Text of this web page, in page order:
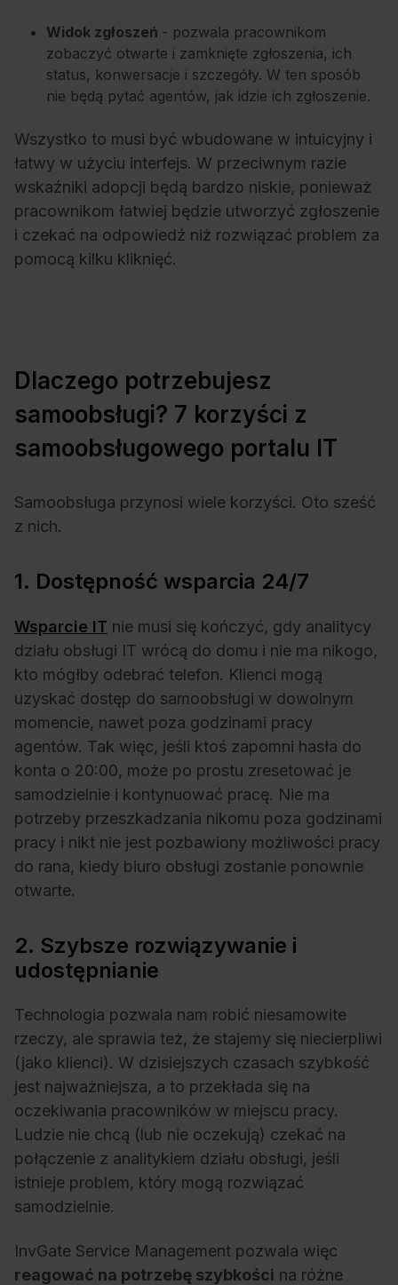
Widok zgłoszeń - pozwala pracownikom
zobaczyć otwarte i zamknięte zgłoszenia, ich
status, konwersacje i szczegóły. W ten sposób
nie będą pytać agentów, jak idzie ich zgłoszenie.
Wszystko to musi być wbudowane w intuicyjny i
łatwy w użyciu interfejs. W przeciwnym razie
wskaźniki adopcji będą bardzo niskie, ponieważ
pracownikom łatwiej będzie utworzyć zgłoszenie
i czekać na odpowiedź niż rozwiązać problem za
pomocą kilku kliknięć.
Dlaczego potrzebujesz
samoobsługi? 7 korzyści z
samoobsługowego portalu IT
Samoobsługa przynosi wiele korzyści. Oto sześć
z nich.
1. Dostępność wsparcia 24/7
Wsparcie IT nie musi się kończyć, gdy analitycy
działu obsługi IT wrócą do domu i nie ma nikogo,
kto mógłby odebrać telefon. Klienci mogą
uzyskać dostęp do samoobsługi w dowolnym
momencie, nawet poza godzinami pracy
agentów. Tak więc, jeśli ktoś zapomni hasła do
konta o 20:00, może po prostu zresetować je
samodzielnie i kontynuować pracę. Nie ma
potrzeby przeszkadzania nikomu poza godzinami
pracy i nikt nie jest pozbawiony możliwości pracy
do rana, kiedy biuro obsługi zostanie ponownie
otwarte.
2. Szybsze rozwiązywanie i
udostępnianie
Technologia pozwala nam robić niesamowite
rzeczy, ale sprawia też, że stajemy się niecierpliwi
(jako klienci). W dzisiejszych czasach szybkość
jest najważniejsza, a to przekłada się na
oczekiwania pracowników w miejscu pracy.
Ludzie nie chcą (lub nie oczekują) czekać na
połączenie z analitykiem działu obsługi, jeśli
istnieje problem, który mogą rozwiązać
samodzielnie.
InvGate Service Management pozwala więc
reagować na potrzebę szybkości na różne